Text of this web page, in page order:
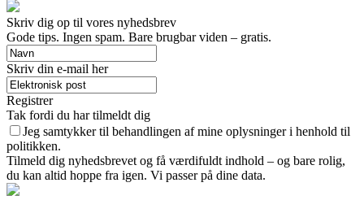
Skriv dig op til vores nyhedsbrev
Gode tips. Ingen spam. Bare brugbar viden – gratis.
Skriv din e-mail her
Registrer
Tak fordi du har tilmeldt dig
Jeg samtykker til behandlingen af mine oplysninger i henhold til
politikken.
Tilmeld dig nyhedsbrevet og få værdifuldt indhold – og bare rolig,
du kan altid hoppe fra igen. Vi passer på dine data.